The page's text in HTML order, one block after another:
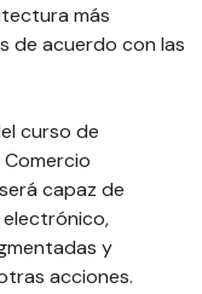
más
de acuerdo con las
curso de
capaz de
y
acciones.